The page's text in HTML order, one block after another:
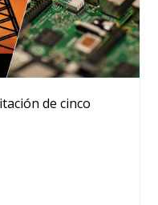
de cinco